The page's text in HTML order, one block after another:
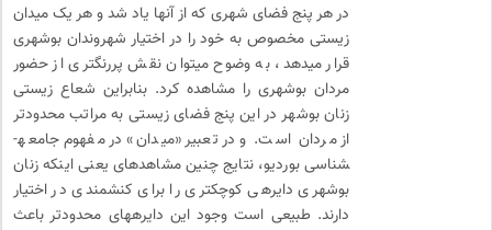
در هر پنج فضای شهری که از آنها یاد شد و هر یک میدان
زیستی مخصوص به خود را در اختیار شهروندان بوشهری
قرار می­دهد، به وضوح می­توان نقش پررنگ­تری از حضور
مردان بوشهری را مشاهده کرد. بنابراین شعاع زیستی
زنان بوشهر در این پنج فضای زیستی به مراتب محدودتر
از مردان است. و در تعبیر «میدان» در مفهوم جامعه­
شناسی بوردیو، نتایج چنین مشاهده­ای یعنی اینکه زنان
بوشهری دایره­ی کوچک­تری را برای کنشمندی در اختیار
دارند. طبیعی است وجود این دایره­های محدودتر باعث